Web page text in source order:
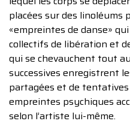
placées sur des linoléums
«empreintes de danse»
collectifs de libération et
qui se chevauchent tout
successives enregistrent
partagées et de tentatives
empreintes psychiques
selon l’artiste lui-même.